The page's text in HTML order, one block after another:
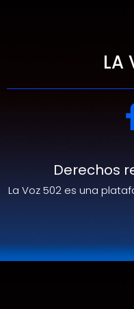
LA
Derechos
La Voz 502 es una